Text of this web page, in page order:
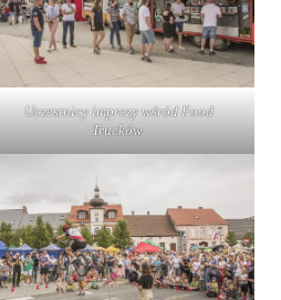
Uczestnicy imprezy wśród Food
Trucków.